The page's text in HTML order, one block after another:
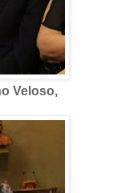
Veloso,